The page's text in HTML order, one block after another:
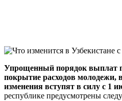
Упрощенный порядок выплат
покрытие расходов молодежи,
изменения вступят в силу с 1
республике предусмотрены